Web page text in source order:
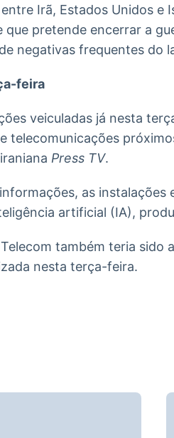
Irã, Estados Unidos e
que pretende encerrar a
negativas frequentes do
feira
veiculadas já nesta
telecomunicações
Press TV.
as instalações
artificial (IA),
também teria sido
nesta terça-feira.